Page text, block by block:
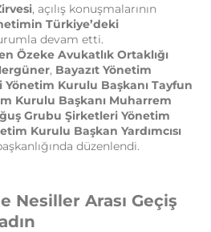
, açılış konuşmalarının
Türkiye’deki
devam etti.
Özeke Avukatlık Ortaklığı
, Bayazıt Yönetim
Yönetim Kurulu Başkanı Tayfun
Kurulu Başkanı Muharrem
Grubu Şirketleri Yönetim
Kurulu Başkan Yardımcısı
düzenlendi.
Nesiller Arası Geçiş